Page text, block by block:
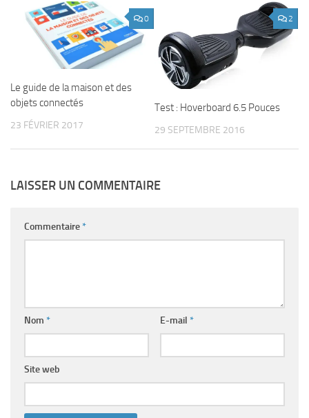
0
Le guide de la maison et des
objets connectés
23 FÉVRIER 2017
2
Test : Hoverboard 6.5 Pouces
29 SEPTEMBRE 2016
LAISSER UN COMMENTAIRE
Commentaire*
Nom * E-mail *
Site web